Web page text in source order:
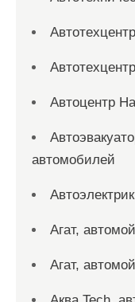
Автоцентр
автомобилей
Автоэлектрик
Агат,
Агат,